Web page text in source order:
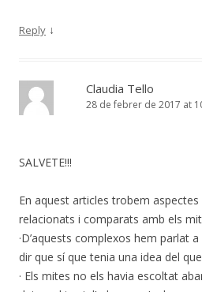
Reply ↓
Claudia Tello
28 de febrer de 2017 at
SALVETE!!!
En aquest articles trobem
relacionats i comparats amb els
·D’aquests complexos hem parlat
dir que sí que tenia una idea del
· Els mites no els havia escoltat